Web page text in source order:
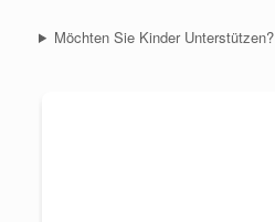
Möchten Sie Kinder Unterstützen?